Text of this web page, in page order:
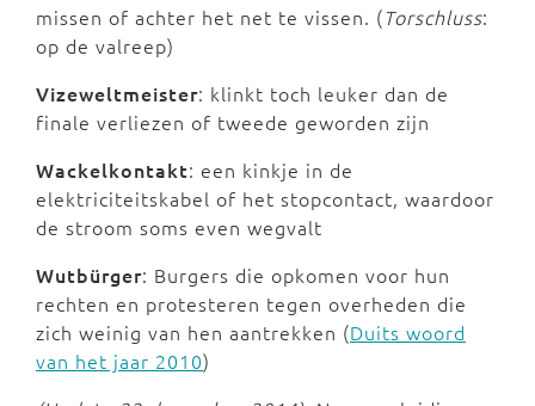
missen of achter het net te vissen. (Torschluss:
op de valreep)
Vizeweltmeister: klinkt toch leuker dan de
finale verliezen of tweede geworden zijn
Wackelkontakt: een kinkje in de
elektriciteitskabel of het stopcontact, waardoor
de stroom soms even wegvalt
Wutbürger: Burgers die opkomen voor hun
rechten en protesteren tegen overheden die
zich weinig van hen aantrekken (Duits woord
van het jaar 2010)